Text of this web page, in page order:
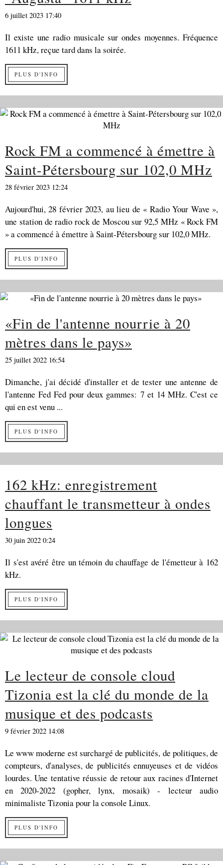
6 juillet 2023 17:40
Il existe une radio musicale sur ondes moyennes. Fréquence
1611 kHz, reçue tard dans la soirée.
PLUS D'INFO
Rock FM a commencé à émettre à
Saint-Pétersbourg sur 102,0 MHz
28 février 2023 12:24
Aujourd'hui, 28 février 2023, au lieu de « Radio Your Wave »,
une station de radio rock de Moscou sur 92,5 MHz « Rock FM
» a commencé à émettre à Saint-Pétersbourg sur 102,0 MHz.
PLUS D'INFO
«Fin de l'antenne nourrie à 20
mètres dans le pays»
25 juillet 2022 16:54
Dimanche, j'ai décidé d'installer et de tester une antenne de
l'antenne Fed Fed pour deux gammes: 7 et 14 MHz. C'est ce
qui en est venu ...
PLUS D'INFO
162 kHz: enregistrement
chauffant le transmetteur à ondes
longues
30 juin 2022 0:24
Il s'est avéré être un témoin du chauffage de l'émetteur à 162
kHz.
PLUS D'INFO
Le lecteur de console cloud
Tizonia est la clé du monde de la
musique et des podcasts
9 février 2022 14:08
Le www moderne est surchargé de publicités, de politiques, de
compteurs, d'analyses, de publicités ennuyeuses et de vidéos
lourdes. Une tentative réussie de retour aux racines d'Internet
en 2020-2022 (gopher, lynx, mosaik) - lecteur audio
minimaliste Tizonia pour la console Linux.
PLUS D'INFO